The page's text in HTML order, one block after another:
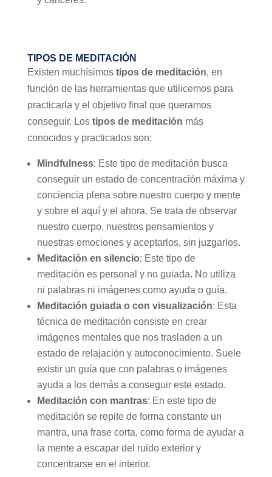
TIPOS DE MEDITACIÓN
Existen muchísimos tipos de meditación, en
función de las herramientas que utilicemos para
practicarla y el objetivo final que queramos
conseguir. Los tipos de meditación más
conocidos y practicados son:
Mindfulness: Este tipo de meditación busca
conseguir un estado de concentración máxima y
conciencia plena sobre nuestro cuerpo y mente
y sobre el aquí y el ahora. Se trata de observar
nuestro cuerpo, nuestros pensamientos y
nuestras emociones y aceptarlos, sin juzgarlos.
Meditación en silencio: Este tipo de
meditación es personal y no guiada. No utiliza
ni palabras ni imágenes como ayuda o guía.
Meditación guiada o con visualización: Esta
técnica de meditación consiste en crear
imágenes mentales que nos trasladen a un
estado de relajación y autoconocimiento. Suele
existir un guía que con palabras o imágenes
ayuda a los demás a conseguir este estado.
Meditación con mantras: En este tipo de
meditación se repite de forma constante un
mantra, una frase corta, como forma de ayudar a
la mente a escapar del ruido exterior y
concentrarse en el interior.